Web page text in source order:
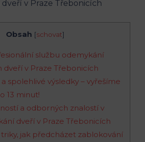
Obsah [schovat]
službu odemykání
dveří v Praze Třebonicích
spolehlivé výsledky – vyřešíme
13 minut!
a odborných znalostí v
dveří v Praze Třebonicích
jak předcházet zablokování